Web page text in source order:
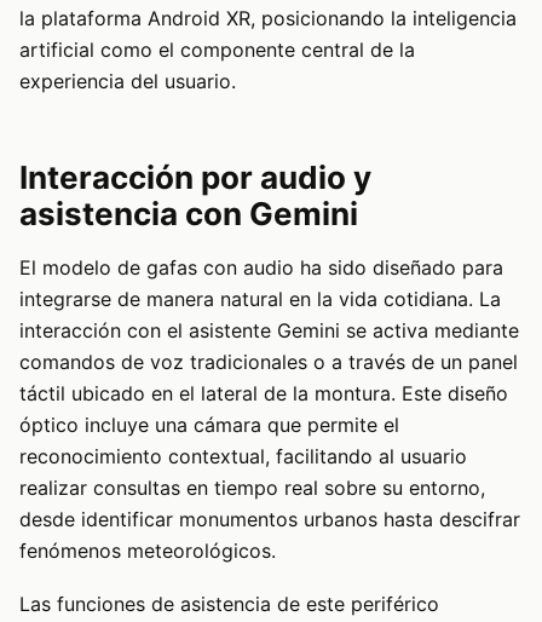
la plataforma Android XR, posicionando la inteligencia
artificial como el componente central de la
experiencia del usuario.
Interacción por audio y
asistencia con Gemini
El modelo de gafas con audio ha sido diseñado para
integrarse de manera natural en la vida cotidiana. La
interacción con el asistente Gemini se activa mediante
comandos de voz tradicionales o a través de un panel
táctil ubicado en el lateral de la montura. Este diseño
óptico incluye una cámara que permite el
reconocimiento contextual, facilitando al usuario
realizar consultas en tiempo real sobre su entorno,
desde identificar monumentos urbanos hasta descifrar
fenómenos meteorológicos.
Las funciones de asistencia de este periférico